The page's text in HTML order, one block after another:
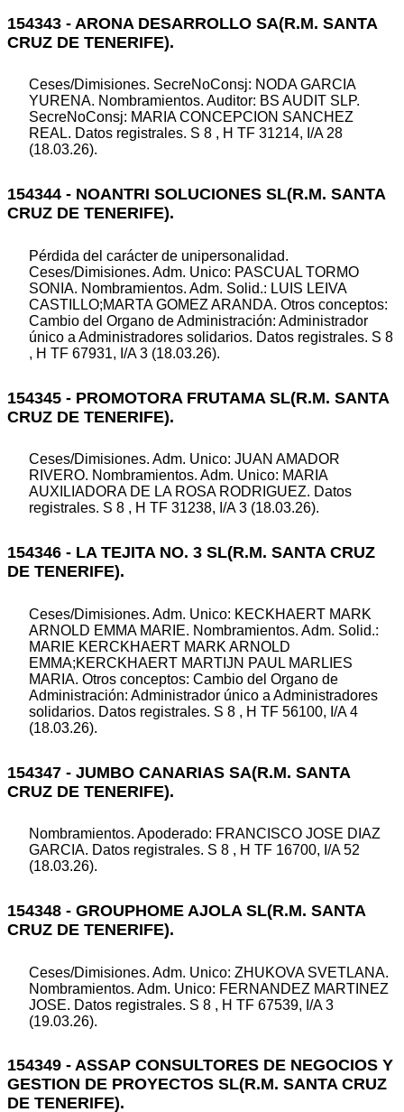
154343 - ARONA DESARROLLO SA(R.M. SANTA
CRUZ DE TENERIFE).
Ceses/Dimisiones. SecreNoConsj: NODA GARCIA
YURENA. Nombramientos. Auditor: BS AUDIT SLP.
SecreNoConsj: MARIA CONCEPCION SANCHEZ
REAL. Datos registrales. S 8 , H TF 31214, I/A 28
(18.03.26).
154344 - NOANTRI SOLUCIONES SL(R.M. SANTA
CRUZ DE TENERIFE).
Pérdida del carácter de unipersonalidad.
Ceses/Dimisiones. Adm. Unico: PASCUAL TORMO
SONIA. Nombramientos. Adm. Solid.: LUIS LEIVA
CASTILLO;MARTA GOMEZ ARANDA. Otros conceptos:
Cambio del Organo de Administración: Administrador
único a Administradores solidarios. Datos registrales. S 8
, H TF 67931, I/A 3 (18.03.26).
154345 - PROMOTORA FRUTAMA SL(R.M. SANTA
CRUZ DE TENERIFE).
Ceses/Dimisiones. Adm. Unico: JUAN AMADOR
RIVERO. Nombramientos. Adm. Unico: MARIA
AUXILIADORA DE LA ROSA RODRIGUEZ. Datos
registrales. S 8 , H TF 31238, I/A 3 (18.03.26).
154346 - LA TEJITA NO. 3 SL(R.M. SANTA CRUZ
DE TENERIFE).
Ceses/Dimisiones. Adm. Unico: KECKHAERT MARK
ARNOLD EMMA MARIE. Nombramientos. Adm. Solid.:
MARIE KERCKHAERT MARK ARNOLD
EMMA;KERCKHAERT MARTIJN PAUL MARLIES
MARIA. Otros conceptos: Cambio del Organo de
Administración: Administrador único a Administradores
solidarios. Datos registrales. S 8 , H TF 56100, I/A 4
(18.03.26).
154347 - JUMBO CANARIAS SA(R.M. SANTA
CRUZ DE TENERIFE).
Nombramientos. Apoderado: FRANCISCO JOSE DIAZ
GARCIA. Datos registrales. S 8 , H TF 16700, I/A 52
(18.03.26).
154348 - GROUPHOME AJOLA SL(R.M. SANTA
CRUZ DE TENERIFE).
Ceses/Dimisiones. Adm. Unico: ZHUKOVA SVETLANA.
Nombramientos. Adm. Unico: FERNANDEZ MARTINEZ
JOSE. Datos registrales. S 8 , H TF 67539, I/A 3
(19.03.26).
154349 - ASSAP CONSULTORES DE NEGOCIOS Y
GESTION DE PROYECTOS SL(R.M. SANTA CRUZ
DE TENERIFE).